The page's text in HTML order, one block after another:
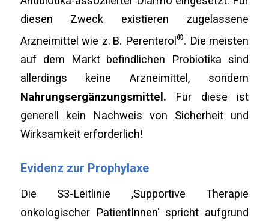
diesen Zweck existieren zugelassene
Arzneimittel wie z. B. Perenterol ®. Die meisten
auf dem Markt befindlichen Probiotika sind
allerdings keine Arzneimittel, sondern
Nahrungsergänzungsmittel. Für diese ist
generell kein Nachweis von Sicherheit und
Wirksamkeit erforderlich!
Evidenz zur Prophylaxe
Die S3-Leitlinie ‚Supportive Therapie
onkologischer PatientInnen‘ spricht aufgrund